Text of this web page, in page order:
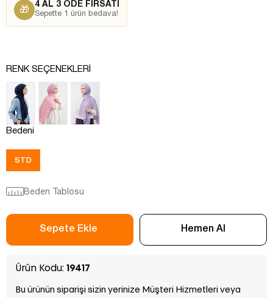
🎁
4 AL 3 ÖDE FIRSATI
Sepette 1 ürün bedava!
RENK SEÇENEKLERI
Bedeni
STD
Beden Tablosu
Ürün Kodu: 19417
Bu ürünün siparişi sizin yerinize Müşteri Hizmetleri veya